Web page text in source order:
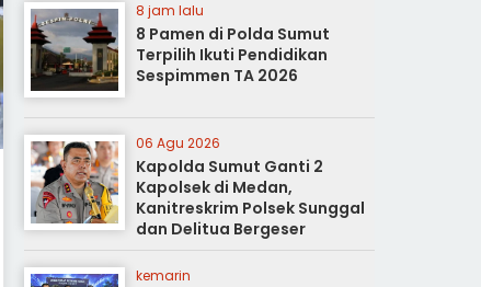
8 jam lalu
8 Pamen di Polda Sumut
Terpilih Ikuti Pendidikan
Sespimmen TA 2026
06 Agu 2026
Kapolda Sumut Ganti 2
Kapolsek di Medan,
Kanitreskrim Polsek Sunggal
dan Delitua Bergeser
kemarin